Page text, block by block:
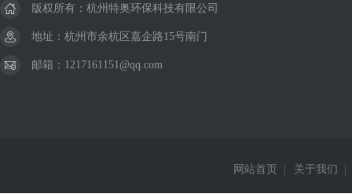
版权所有：杭州特奥环保科技有限公司
地址：杭州市余杭区嘉企路15号南门
邮箱：1217161151@qq.com
网站首页 关于我们